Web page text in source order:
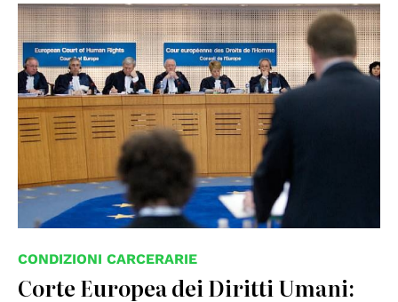
© ©Council of Europe
CONDIZIONI CARCERARIE
Corte Europea dei Diritti Umani: